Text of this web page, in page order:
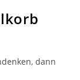
dann